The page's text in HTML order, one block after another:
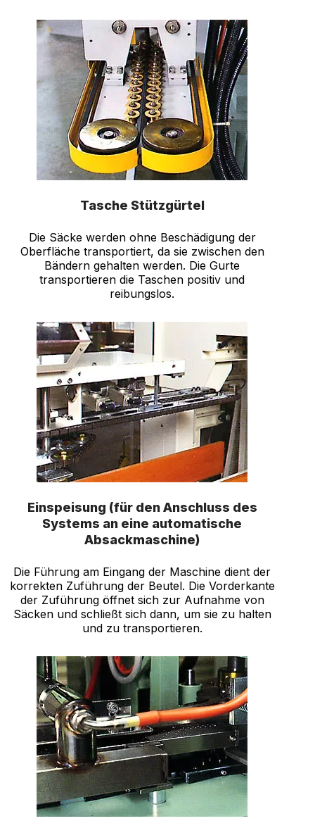
Tasche Stützgürtel
Die Säcke werden ohne Beschädigung der
Oberfläche transportiert, da sie zwischen den
Bändern gehalten werden. Die Gurte
transportieren die Taschen positiv und
reibungslos.
Einspeisung (für den Anschluss des
Systems an eine automatische
Absackmaschine)
Die Führung am Eingang der Maschine dient der
korrekten Zuführung der Beutel. Die Vorderkante
der Zuführung öffnet sich zur Aufnahme von
Säcken und schließt sich dann, um sie zu halten
und zu transportieren.